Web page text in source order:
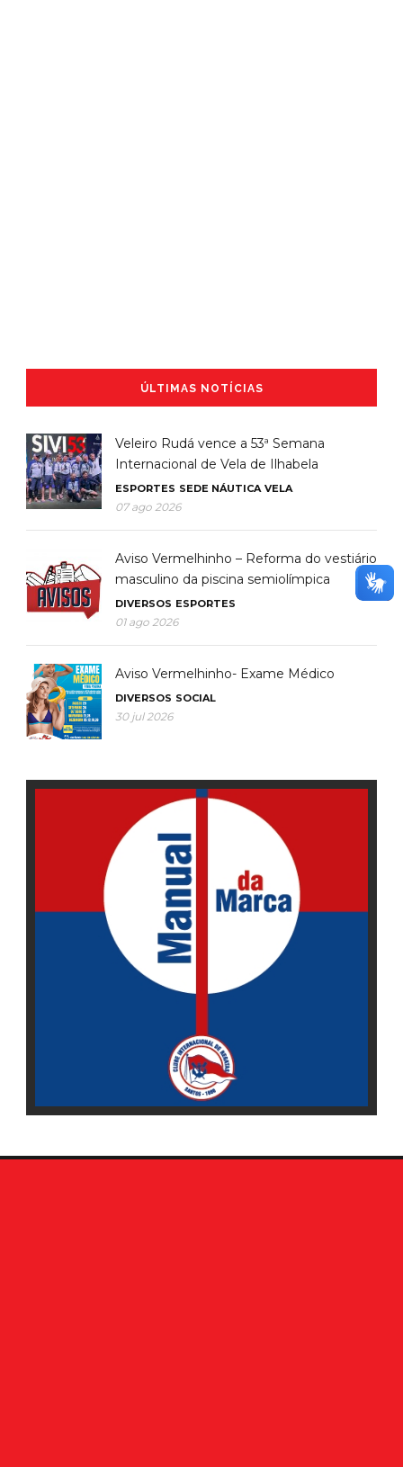
ÚLTIMAS NOTÍCIAS
Veleiro Rudá vence a 53ª Semana
Internacional de Vela de Ilhabela
ESPORTES SEDE NÁUTICA VELA
07 ago 2026
Aviso Vermelhinho – Reforma do vestiário
masculino da piscina semiolímpica
DIVERSOS ESPORTES
01 ago 2026
Aviso Vermelhinho- Exame Médico
DIVERSOS SOCIAL
30 jul 2026